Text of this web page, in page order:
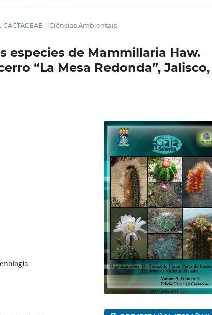
CACTACEAE / Ciências Ambientais
especies de Mammillaria Haw.
“La Mesa Redonda”, Jalisco,